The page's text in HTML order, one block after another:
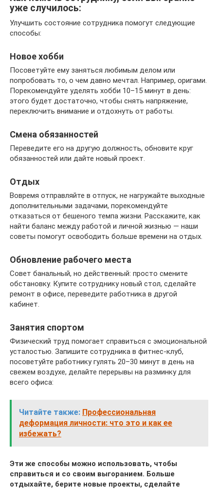
уже случилось:
Улучшить состояние сотрудника помогут следующие
способы:
Новое хобби
Посоветуйте ему заняться любимым делом или
попробовать то, о чем давно мечтал. Например, оригами.
Порекомендуйте уделять хобби 10–15 минут в день:
этого будет достаточно, чтобы снять напряжение,
переключить внимание и отдохнуть от работы.
Смена обязанностей
Переведите его на другую должность, обновите круг
обязанностей или дайте новый проект.
Отдых
Вовремя отправляйте в отпуск, не нагружайте выходные
дополнительными задачами, порекомендуйте
отказаться от бешеного темпа жизни. Расскажите, как
найти баланс между работой и личной жизнью — наши
советы помогут освободить больше времени на отдых.
Обновление рабочего места
Совет банальный, но действенный: просто смените
обстановку. Купите сотруднику новый стол, сделайте
ремонт в офисе, переведите работника в другой
кабинет.
Занятия спортом
Физический труд помогает справиться с эмоциональной
усталостью. Запишите сотрудника в фитнес-клуб,
посоветуйте работнику гулять 20–30 минут в день на
свежем воздухе, делайте перерывы на разминку для
всего офиса:
Читайте также: Профессиональная
деформация личности: что это и как ее
избежать?
Эти же способы можно использовать, чтобы
справиться и со своим выгоранием. Больше
отдыхайте, берите новые проекты, сделайте